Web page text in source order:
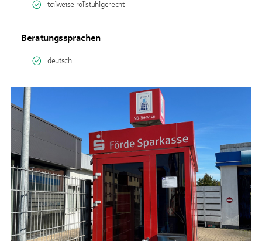
teilweise rollstuhlgerecht
Beratungssprachen
deutsch